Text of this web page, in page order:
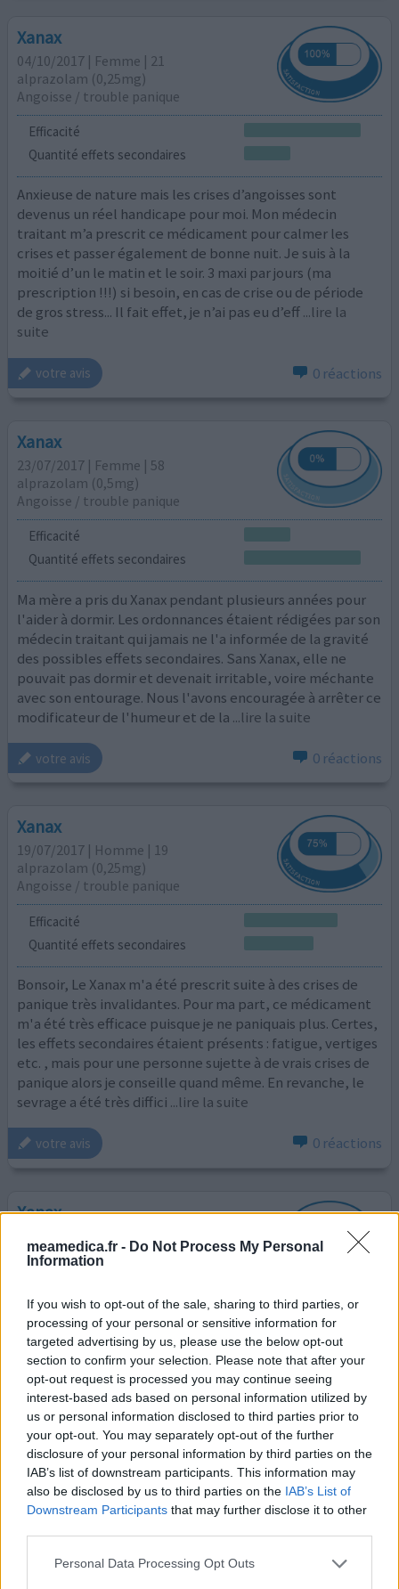
meamedica.fr - Do Not Process My Personal
Information
If you wish to opt-out of the sale, sharing to third parties, or
processing of your personal or sensitive information for
targeted advertising by us, please use the below opt-out
section to confirm your selection. Please note that after your
opt-out request is processed you may continue seeing
interest-based ads based on personal information utilized by
us or personal information disclosed to third parties prior to
your opt-out. You may separately opt-out of the further
disclosure of your personal information by third parties on the
IAB’s list of downstream participants. This information may
also be disclosed by us to third parties on the IAB’s List of
Downstream Participants that may further disclose it to other
Personal Data Processing Opt Outs
Xanax
04/10/2017 | Femme | 21
alprazolam (0,25mg)
Angoisse / trouble panique
Efficacité
Quantité effets secondaires
Anxieuse de nature mais les crises d’angoisses sont
devenus un réel handicape pour moi. Mon médecin
traitant m’a prescrit ce médicament pour calmer les
crises et passer également de bonne nuit. Je suis à la
moitié d’un le matin et le soir. 3 maxi par jours (ma
prescription !!!) si besoin, en cas de crise ou de période
de gros stress... Il fait effet, je n’ai pas eu d’eff...lire la
suite
votre avis 0 réactions
Xanax
23/07/2017 | Femme | 58
alprazolam (0,5mg)
Angoisse / trouble panique
Efficacité
Quantité effets secondaires
Ma mère a pris du Xanax pendant plusieurs années pour
l'aider à dormir. Les ordonnances étaient rédigées par son
médecin traitant qui jamais ne l'a informée de la gravité
des possibles effets secondaires. Sans Xanax, elle ne
pouvait pas dormir et devenait irritable, voire méchante
avec son entourage. Nous l'avons encouragée à arrêter ce
modificateur de l'humeur et de la ...lire la suite
votre avis 0 réactions
Xanax
19/07/2017 | Homme | 19
alprazolam (0,25mg)
Angoisse / trouble panique
Efficacité
Quantité effets secondaires
Bonsoir, Le Xanax m'a été prescrit suite à des crises de
panique très invalidantes. Pour ma part, ce médicament
m'a été très efficace puisque je ne paniquais plus. Certes,
les effets secondaires étaient présents : fatigue, vertiges
etc. , mais pour une personne sujette à de vrais crises de
panique alors je conseille quand même. En revanche, le
sevrage a été très diffici ...lire la suite
votre avis 0 réactions
Xanax
alprazolam (0,25mg)
Nervosité
Efficacité
Quantité effets secondaires
Traitement commencé suite à des difficultés au travail
qui ont abouti à un burn out professionnel arrêt longue
maladie pour dépression de 4 ans traitement poursuivi
sans ajout d'antidepresseur malgré ma demande mon
généraliste ne m'oriente pas vers un psychiatre et
continue de me prescrire du Xanax à 0,25 puis à 0,50 suite
à des problème s de santé (cardiaque)
conséquences...lire la suite